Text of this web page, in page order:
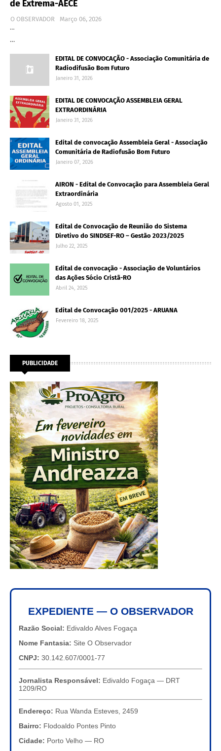
de Extrema-AECE
O OBSERVADOR
Março 06, 2026
…
…
EDITAL DE CONVOCAÇÃO - Associação Comunitária de
Radiodifusão Bom Futuro
Janeiro 31, 2026
EDITAL DE CONVOCAÇÃO ASSEMBLEIA GERAL
EXTRAORDINÁRIA
Janeiro 31, 2026
Edital de convocação Assembleia Geral - Associação
Comunitária de Radiofusão Bom Futuro
Janeiro 07, 2026
AIRON - Edital de Convocação para Assembleia Geral
Extraordinária
Agosto 01, 2025
Edital de Convocação de Reunião do Sistema
Diretivo do SINDSEF-RO – Gestão 2023/2025
Julho 22, 2025
Edital de convocação - Associação de Voluntários
das Ações Sócio Cristã-RO
Abril 24, 2025
Edital de Convocação 001/2025 - ARUANA
Fevereiro 18, 2025
PUBLICIDADE
EXPEDIENTE — O OBSERVADOR
Razão Social: Edivaldo Alves Fogaça
Nome Fantasia: Site O Observador
CNPJ: 30.142.607/0001-77
Jornalista Responsável: Edivaldo Fogaça — DRT
1209/RO
Endereço: Rua Wanda Esteves, 2459
Bairro: Flodoaldo Pontes Pinto
Cidade: Porto Velho — RO